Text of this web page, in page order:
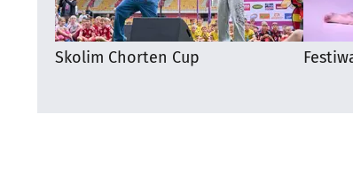
Skolim Chorten Cup